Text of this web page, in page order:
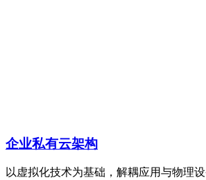
企业私有云架构
以虚拟化技术为基础，解耦应用与物理